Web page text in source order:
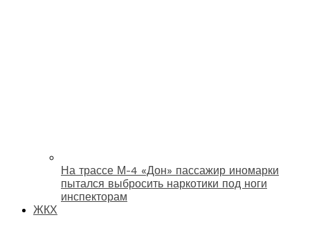
На трассе М-4 «Дон» пассажир иномарки
пытался выбросить наркотики под ноги
инспекторам
ЖКХ